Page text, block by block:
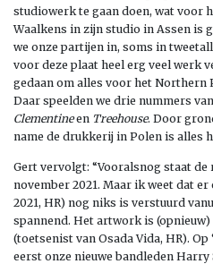
studiowerk te gaan doen, wat voor
Waalkens in zijn studio in Assen is
we onze partijen in, soms in
voor deze plaat heel erg veel werk
gedaan om alles voor het Northern
Daar speelden we drie nummers
Clementineen Treehouse. Door
name de drukkerij in Polen is alles
Gert vervolgt: “Vooralsnog staat de
november 2021. Maar ik weet dat
2021, HR) nog niks is verstuurd
spannend. Het artwork is
(toetsenist van Osada Vida, HR).
eerst onze nieuwe bandleden Harry